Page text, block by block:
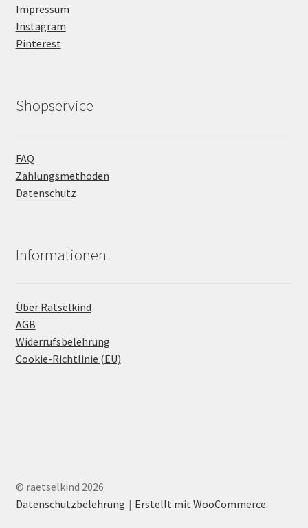
Impressum
Instagram
Pinterest
Shopservice
FAQ
Zahlungsmethoden
Datenschutz
Informationen
Über Rätselkind
AGB
Widerrufsbelehrung
Cookie-Richtlinie (EU)
© raetselkind 2026
Datenschutzbelehrung
Erstellt mit WooCommerce.